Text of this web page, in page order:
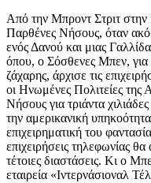
Από την Μπροντ Στριτ στην Παρκ Άβενιου Γεννήθηκε στις Παρθένες Νήσους, όταν ακόμα ήταν κτήση της Δανίας. Ήταν γιος ενός Δανού και μιας Γαλλίδας. Από εκεί πήγε στο Πουέρτο Ρίκο όπου, ο Σόσθενες Μπεν, για να εισπράξει ένας χρέος από εμπόριο ζάχαρης, άρχισε τις επιχειρήσεις με τα τηλέφωνα. Ύστερα, το 1917, οι Ηνωμένες Πολιτείες της Αμερικής αγόρασαν τις Παρθένες Νήσους για τριάντα χιλιάδες δολάρια. Έτσι, ο Σόσθενες απόκτησε την αμερικανική υπηκοότητα κι ένα καλύτερο σκηνικό για την επιχειρηματική του φαντασία. Κανένας δε φανταζόταν πως οι επιχειρήσεις τηλεφωνίας θα αποκτούσαν, ύστερα από χρόνια, τέτοιες διαστάσεις. Κι ο Μπεν αποφάσισε να βαφτίσει τη νέα του εταιρεία «Ιντερνάσιοναλ Τέλεφον εντ Τέλεγκραφ», χωρίς να τον ενδιαφέρει —ή ίσως επειδή τον ενδιέφερε πολύ— που η προφορά του ΙΤΤ μπορούσε να μπερδευτεί με το ΑΤ&Τ, τα αρχικά της τότε μεγαλύτερης τηλεφωνικής εταιρείας των Ηνωμένων Πολιτειών. Είχε την πρώτη του διεθνή επιτυχία στην Ισπανία. Εγκαταστάθηκε στο ξενοδοχείο Ριτζ της Μαδρίτης, με περισσότερα λούσα κι από ανατολίτη σεΐχη, κι έβαλε στο τσεπάκι του τη δικτατορία του Πρίμο Δε Ριβέρα. Και στα 1925, μ’ έναν επιδέξιο χειρισμό και την υποστήριξη της τράπεζας Μόργκαν, προσάρτησε την Ιντερνάσιοναλ Ουέ-στερν Ελέκτρικ. Το 1928 μετέφερε την έδρα του στην Μπροντ Στριτ, με επίπλωση Λουδοβίκου Δέκατου Τέταρτου και μια προσωπογραφία του Πάπα Πίου του Ενδέκατου. Ταυτόχρονα, έστησε μια επιχείρηση γαστρονομίας —cordon bleu— με σφραγίδα ποιότητος, που ετοίμαζε δεξιώσεις για εκατοντάδες άτομα. Και μέσα στη σαμπάνια και τους εκλεκτούς μεζέδες, ο Μπεν δεχόταν τηλεφωνήματα απ’ όλον τον κόσμο και διαπραγματευόταν σε εννέα γλώσσες, ενώ ο Πιέρ και οι σερβιτόροι μοίραζαν πούρα και άνοιγαν μπουκάλια στα σαλόνια. Το ’30 ήρθε η σειρά της Γερμανίας, και η ΙΤΤ σταθεροποιήθηκε στην ηγεμονία των τηλεπικοινωνιών της Ευρώπης. Και το ’33, οι Νιου Γιορκ Τάιμς ανακοίνωναν ότι ο Χερ Άντολφ Χίτλερ είχε δεχτεί για πρώτη φορά στο Μπερτσεσγάντεν, μια αντιπροσωπεία αμερικανών επιχειρηματιών. Η αντιπροσωπεία ήταν ο Σόσθενες, που ανέλαβε εργολαβικά να εγκωμιάσει το ωραίο ντύσιμο του Χερ Χίτλερ και την απίθανη προσωπικότητα του χερ Χέρμαν Γκέρινγκ. Τις συναντήσεις αυτές τις όφειλε στις επαφές του Γουέστρικ, που ήταν ο δικηγόρος του Μπεν στη Γερμανία, κι έκανε θαύματα με τους ναζί. Λίγο αργότερα, η ΙΤΤ είχε προσαρτήσει τη Λόρενς και τη Ζίμενς κι είχε γίνει αδελφική φίλη του Φον Ρίμπεντροπ. Το ’39, ο Μπεν χρησιμοποίησε το μονοπώλιο που είχε στις ευρωπαϊκές τηλεπικοινωνίες για να υποστηρίξει τη χιτλερική εισβολή στην Πολωνία. Οι θυγατρικές του στην Αυστρία, την Ουγγαρία και την Ελβετία σιγοντάριζαν το παιχνίδι του Τρίτου Ράιχ. Και λίγο μετά, η ΙΤΤ αγόραζε το 28% των μετοχών της FOCKEWULF που κατασκεύαζε βομβαρδιστικά αεροπλάνα για τον Φίρερ. Τίποτα πιο φυσικό. Εφόσον δεν ήταν παντρεμένη με καμία εθνική σημαία, η ΙΤΤ δεν απέκλειε από τις επιχειρηματικές της προοπτικές τη βύθιση συμμαχικών πλοίων. Όποτε τον συνέφερε, ο Μπεν άφηνε τον Ντάλες να μαθαίνει όσα έκρυβε από τον Ρίμπεντροπ, κι άλλοτε έκρυβε από τον Τσόρτσιλ όσα σφύριζε στο αφτί του Χίτλερ. Και είναι γνωστό ότι ήταν ο προσωπικός μεσολαβητής του Γκέρινγκ στον Τσάμπερλεν. Κι έτσι, ο συνταγματάρχης Σόσθενες Μπεν (μάλιστα, αληθινός συνταγματάρχης, για τις υπηρεσίες που πρόσφερε στο Σάιναλ Κορπς στη διάρκεια του πολέμου), έφτασε να γίνει ένας από τους καλύτερα πληροφορημένους ανθρώπους του καιρού του. Ό,τι δεν κατάφερνε να μάθει από τη διαρκή κατασκοπεία της εταιρείας του ή από την προνομιακή του θέση στον ομφαλό των παγκόσμιων επικοινωνιών, το έβρισκε μέσω των υψηλών πολιτικών του διασυνδέσεων ή το αγόραζε, κρυμμένος πίσω από τις τσιριμόνιες της δυτικής διπλωματίας. Στην αρχή, η κυβέρνηση των Ηνωμένων Πολιτειών δεν ανησύχησε ιδιαίτερα για τις σχέσεις της ΙΤΤ με τον Άξονα. Όμως, ύστερα από το Περλ Χάρμπορ, άρχιζαν να φτάνουν από παντού ενδείξεις ότι τα δίκτυα του Μπεν έδιναν πληροφορίες στα γερμανικά υποβρύχια. Η κεντρική πηγή βρισκόταν στην Αργεντινή, όπου η ΙΤΤ είχε συνεταιριστεί με τη Ζίμενς. Η κυβέρνηση έδωσε εντολή να παρακολουθείται ο Μπεν. Ο Μπράντεν, πρέσβης των ΗΠΑ, τον κατηγόρησε δημοσίως στο Μπουένος Άιρες για τις δοσοληψίες του με τον Περόν. Μα εκείνη η φιλία αποδείχτηκε εξαιρετική για τις δουλειές της ΙΤΤ. Πέρα από τις υποψίες για δωροδοκία, ο Μπεν στην Αργεντινή εθνικοποιήθηκε την καταλληλότερη στιγμή. Ενενήντα χιλιάδες δολάρια, που θα μπορούσε να τα είχε χάσει. Κανένας δεν ήξερε καλύτερα από τον Μπεν ποια ήταν η καταλληλότερη στιγμή για μια μεταβίβαση. Γι’ αυτό, άλλωστε, διέθετε την αποτελεσματικότερη στον κόσμο υπηρεσία ιδιωτικής κατασκοπείας. Όμως, με το μέρος τίνος ήταν τελικά ο συνταγματάρχης Μπεν; Από τότε που τον είχε βάλει στο στόχαστρο το Στέιτ